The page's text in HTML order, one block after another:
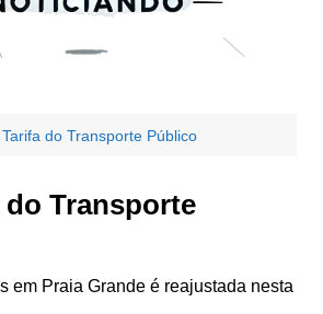
Tarifa do Transporte Público
do Transporte